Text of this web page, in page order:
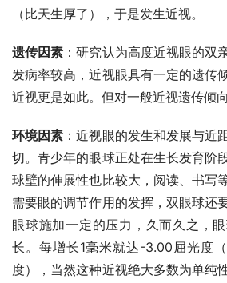
（比天生厚了），于是发生近视。
遗传因素 ：研究认为高度近视眼的双
发病率较高，近视眼具有一定的遗传
近视更是如此。但对一般近视遗传倾
环境因素 ：近视眼的发生和发展与近
切。青少年的眼球正处在生长发育阶
球壁的伸展性也比较大，阅读、书写
需要眼的调节作用的发挥，双眼球还
眼球施加一定的压力，久而久之，
长。每增长1毫米就达-3.00屈光度
度），当然这种近视绝大多数为单纯